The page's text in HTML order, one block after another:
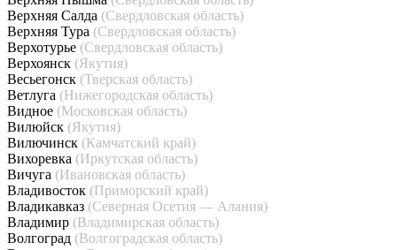
Верхняя Салда (Свердловская область)
Верхняя Тура (Свердловская область)
Верхотурье (Свердловская область)
Верхоянск (Якутия)
Весьегонск (Тверская область)
Ветлуга (Нижегородская область)
Видное (Московская область)
Вилюйск (Якутия)
Вилючинск (Камчатский край)
Вихоревка (Иркутская область)
Вичуга (Ивановская область)
Владивосток (Приморский край)
Владикавказ (Северная Осетия — Алания)
Владимир (Владимирская область)
Волгоград (Волгоградская область)